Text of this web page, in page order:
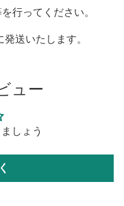
行ってください。
送いたします。
ュー
しょう